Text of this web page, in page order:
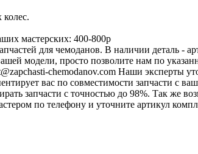
мастерских: 400-800р
для чемоданов. В наличии деталь -
модели, просто позволите нам по
chemodanov.comНаши эксперты
вас по совместимости запчасти с
запчасти с точностью до 98%. Так же
по телефону и уточните артикул